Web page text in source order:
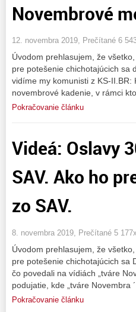
Novembrové
12. novembra 2019, Prečítané 6
Úvodom prehlasujem, že
pre potešenie chichotajúcich sa
vidíme my komunisti z KS-
novembrové kadenie, v rámci
Pokračovanie článku
Videá: Oslavy
SAV. Ako ho
zo SAV.
8. novembra 2019, Prečítané 5
Úvodom prehlasujem, že
pre potešenie chichotajúcich sa
čo povedali na vídiách „tváre
podujatie, kde „tváre Novembra
Pokračovanie článku